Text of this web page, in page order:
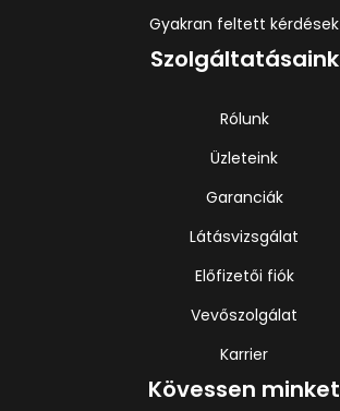
Gyakran feltett kérdések
Szolgáltatásaink
Rólunk
Üzleteink
Garanciák
Látásvizsgálat
Előfizetői fiók
Vevőszolgálat
Karrier
Kövessen minket